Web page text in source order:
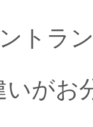
トラ
いが